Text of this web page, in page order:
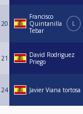
20
Francisco
Quintanilla
Tebar
L
21
David Rodriguez
Priego
24 Javier Viana tortosa